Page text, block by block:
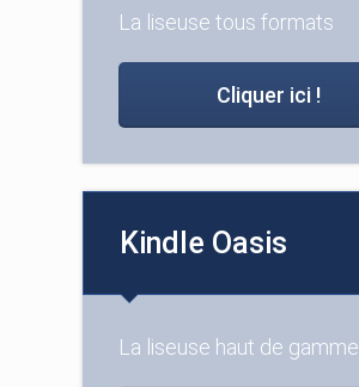
La liseuse tous formats
Cliquer ici !
Kindle Oasis
La liseuse haut de gamme